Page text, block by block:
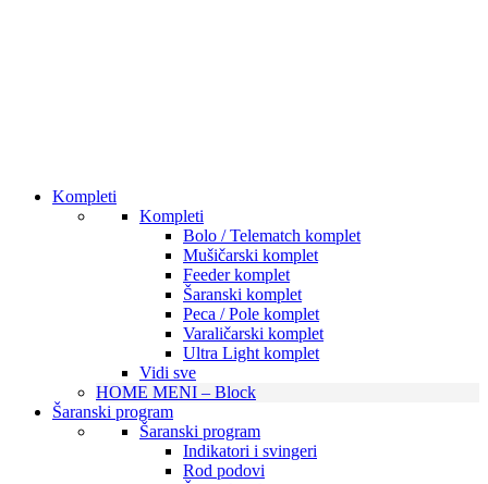
Kompleti
Kompleti
Bolo / Telematch komplet
Mušičarski komplet
Feeder komplet
Šaranski komplet
Peca / Pole komplet
Varaličarski komplet
Ultra Light komplet
Vidi sve
HOME MENI – Block
Šaranski program
Šaranski program
Indikatori i svingeri
Rod podovi